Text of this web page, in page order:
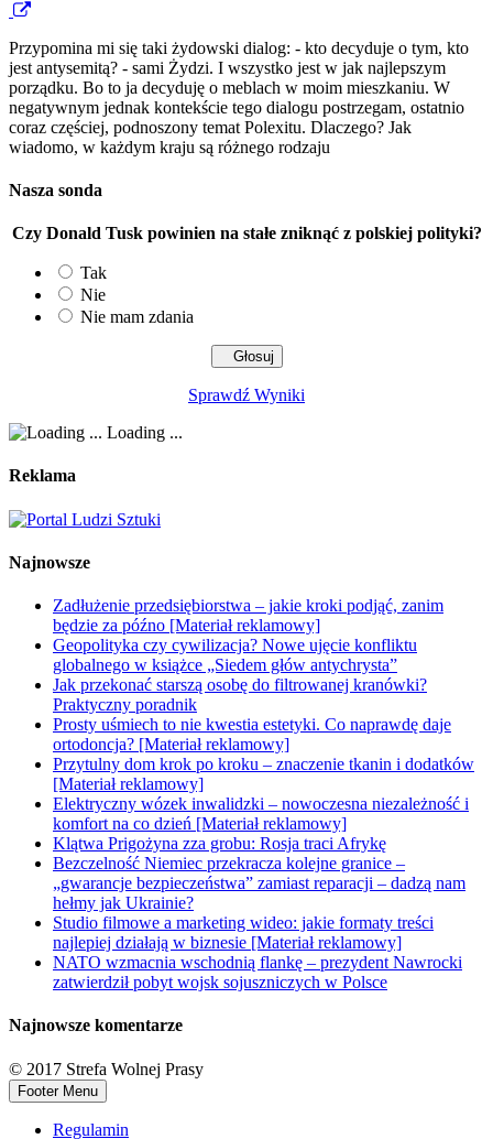
Przypomina mi się taki żydowski dialog: - kto decyduje o tym, kto
jest antysemitą? - sami Żydzi. I wszystko jest w jak najlepszym
porządku. Bo to ja decyduję o meblach w moim mieszkaniu. W
negatywnym jednak kontekście tego dialogu postrzegam, ostatnio
coraz częściej, podnoszony temat Polexitu. Dlaczego? Jak
wiadomo, w każdym kraju są różnego rodzaju
Nasza sonda
Czy Donald Tusk powinien na stałe zniknąć z polskiej polityki?
Tak
Nie
Nie mam zdania
Sprawdź Wyniki
Loading ...
Reklama
Najnowsze
Zadłużenie przedsiębiorstwa – jakie kroki podjąć, zanim
będzie za późno [Materiał reklamowy]
Geopolityka czy cywilizacja? Nowe ujęcie konfliktu
globalnego w książce „Siedem głów antychrysta”
Jak przekonać starszą osobę do filtrowanej kranówki?
Praktyczny poradnik
Prosty uśmiech to nie kwestia estetyki. Co naprawdę daje
ortodoncja? [Materiał reklamowy]
Przytulny dom krok po kroku – znaczenie tkanin i dodatków
[Materiał reklamowy]
Elektryczny wózek inwalidzki – nowoczesna niezależność i
komfort na co dzień [Materiał reklamowy]
Klątwa Prigożyna zza grobu: Rosja traci Afrykę
Bezczelność Niemiec przekracza kolejne granice –
„gwarancje bezpieczeństwa” zamiast reparacji – dadzą nam
hełmy jak Ukrainie?
Studio filmowe a marketing wideo: jakie formaty treści
najlepiej działają w biznesie [Materiał reklamowy]
NATO wzmacnia wschodnią flankę – prezydent Nawrocki
zatwierdził pobyt wojsk sojuszniczych w Polsce
Najnowsze komentarze
© 2017 Strefa Wolnej Prasy
Footer Menu
Regulamin